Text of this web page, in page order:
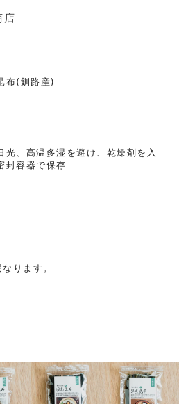
店
布(釧路産)
光、高温多湿を避け、乾燥剤を入
封容器で保存
ります。